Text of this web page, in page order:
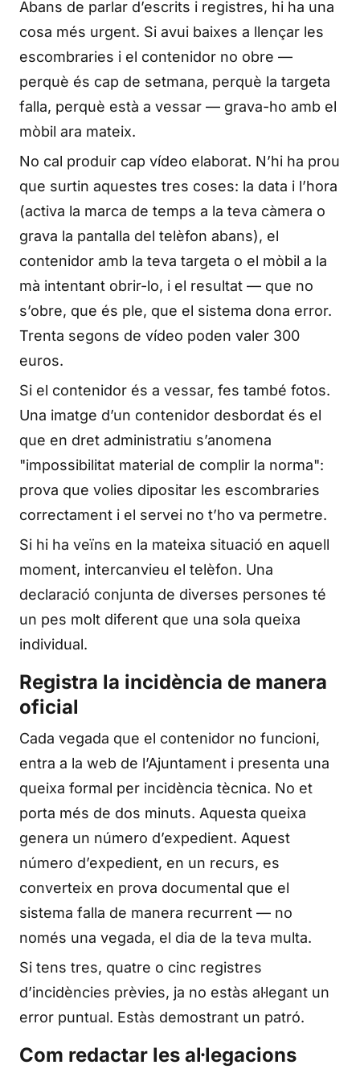
Abans de parlar d’escrits i registres, hi ha una
cosa més urgent. Si avui baixes a llençar les
escombraries i el contenidor no obre —
perquè és cap de setmana, perquè la targeta
falla, perquè està a vessar — grava-ho amb el
mòbil ara mateix.
No cal produir cap vídeo elaborat. N’hi ha prou
que surtin aquestes tres coses: la data i l’hora
(activa la marca de temps a la teva càmera o
grava la pantalla del telèfon abans), el
contenidor amb la teva targeta o el mòbil a la
mà intentant obrir-lo, i el resultat — que no
s’obre, que és ple, que el sistema dona error.
Trenta segons de vídeo poden valer 300
euros.
Si el contenidor és a vessar, fes també fotos.
Una imatge d’un contenidor desbordat és el
que en dret administratiu s’anomena
"impossibilitat material de complir la norma":
prova que volies dipositar les escombraries
correctament i el servei no t’ho va permetre.
Si hi ha veïns en la mateixa situació en aquell
moment, intercanvieu el telèfon. Una
declaració conjunta de diverses persones té
un pes molt diferent que una sola queixa
individual.
Registra la incidència de manera
oficial
Cada vegada que el contenidor no funcioni,
entra a la web de l’Ajuntament i presenta una
queixa formal per incidència tècnica. No et
porta més de dos minuts. Aquesta queixa
genera un número d’expedient. Aquest
número d’expedient, en un recurs, es
converteix en prova documental que el
sistema falla de manera recurrent — no
només una vegada, el dia de la teva multa.
Si tens tres, quatre o cinc registres
d’incidències prèvies, ja no estàs al·legant un
error puntual. Estàs demostrant un patró.
Com redactar les al·legacions